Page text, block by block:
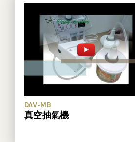
DAV-MB
真空抽氣機